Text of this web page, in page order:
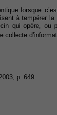
lorsque
à tempérer
qui opère, ou
collecte
p. 649.